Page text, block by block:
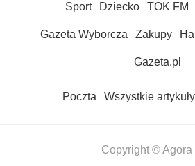
Sport Dziecko TOK FM
Gazeta Wyborcza Zakupy
Gazeta.pl
Poczta Wszystkie artykuły
Copyright © Agora